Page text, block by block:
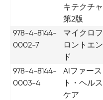
キテクチャ
第2版
978-4-8144-
0002-7
マイクロフ
ロントエン
ド
978-4-8144-
0003-4
AIファース
ト・ヘルス
ケア